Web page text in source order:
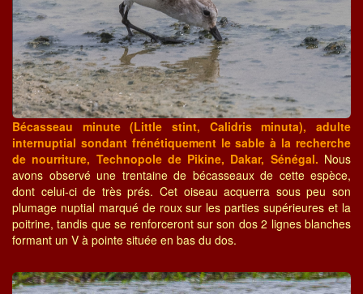
Bécasseau minute (Little stint, Calidris minuta), adulte
internuptial sondant frénétiquement le sable à la recherche
de nourriture, Technopole de Pikine, Dakar, Sénégal. Nous
avons observé une trentaine de bécasseaux de cette espèce,
dont celui-ci de très prés. Cet oiseau acquerra sous peu son
plumage nuptial marqué de roux sur les parties supérieures et la
poitrine, tandis que se renforceront sur son dos 2 lignes blanches
formant un V à pointe située en bas du dos.